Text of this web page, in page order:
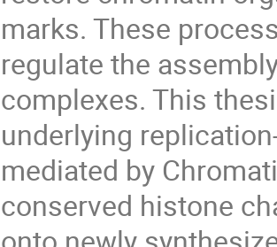
marks. These
regulate the
complexes. This
underlying
mediated by
conserved histone